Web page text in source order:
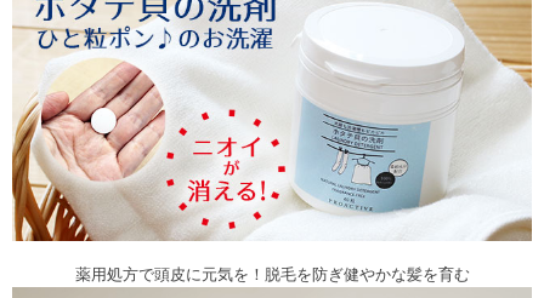
薬用処方で頭皮に元気を！脱毛を防ぎ健やかな髪を育む